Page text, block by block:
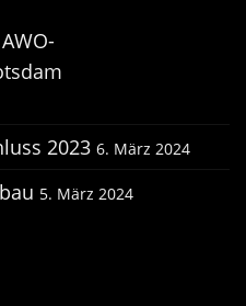
2023 6. März 2024
5. März 2024